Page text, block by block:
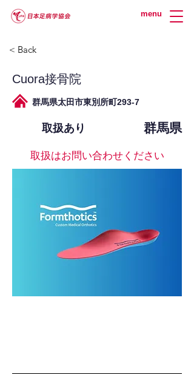
menu
< Back
Cuora接骨院
群馬県太田市東別所町293-7
取扱あり 群馬県
取扱はお問い合わせください